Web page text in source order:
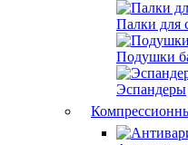
Палки для
Подушки
Эспандеры